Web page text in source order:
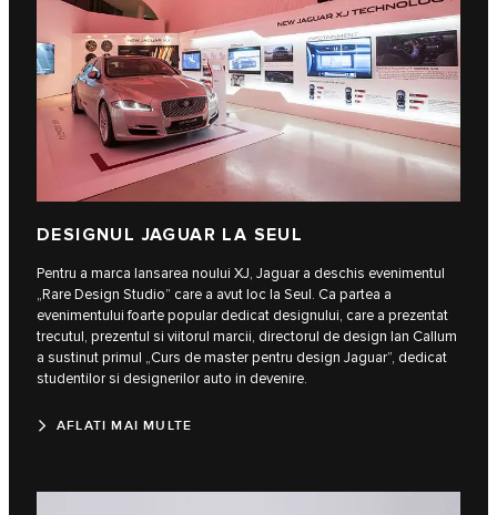
DESIGNUL JAGUAR LA SEUL
Pentru a marca lansarea noului XJ, Jaguar a deschis evenimentul
„Rare Design Studio” care a avut loc la Seul. Ca partea a
evenimentului foarte popular dedicat designului, care a prezentat
trecutul, prezentul si viitorul marcii, directorul de design Ian Callum
a sustinut primul „Curs de master pentru design Jaguar”, dedicat
studentilor si designerilor auto in devenire.
AFLATI MAI MULTE